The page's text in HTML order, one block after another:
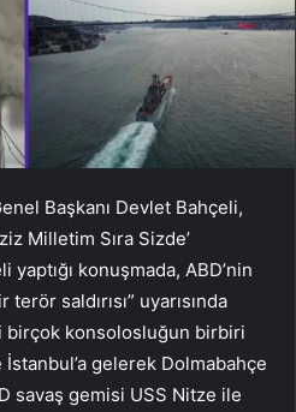
Başkanı Devlet Bahçeli,
Milletim Sıra Sizde’
konuşmada, ABD’nin
saldırısı” uyarısında
birçok konsolosluğun birbiri
İstanbul’a gelerek Dolmabahçe
savaş gemisi USS Nitze ile